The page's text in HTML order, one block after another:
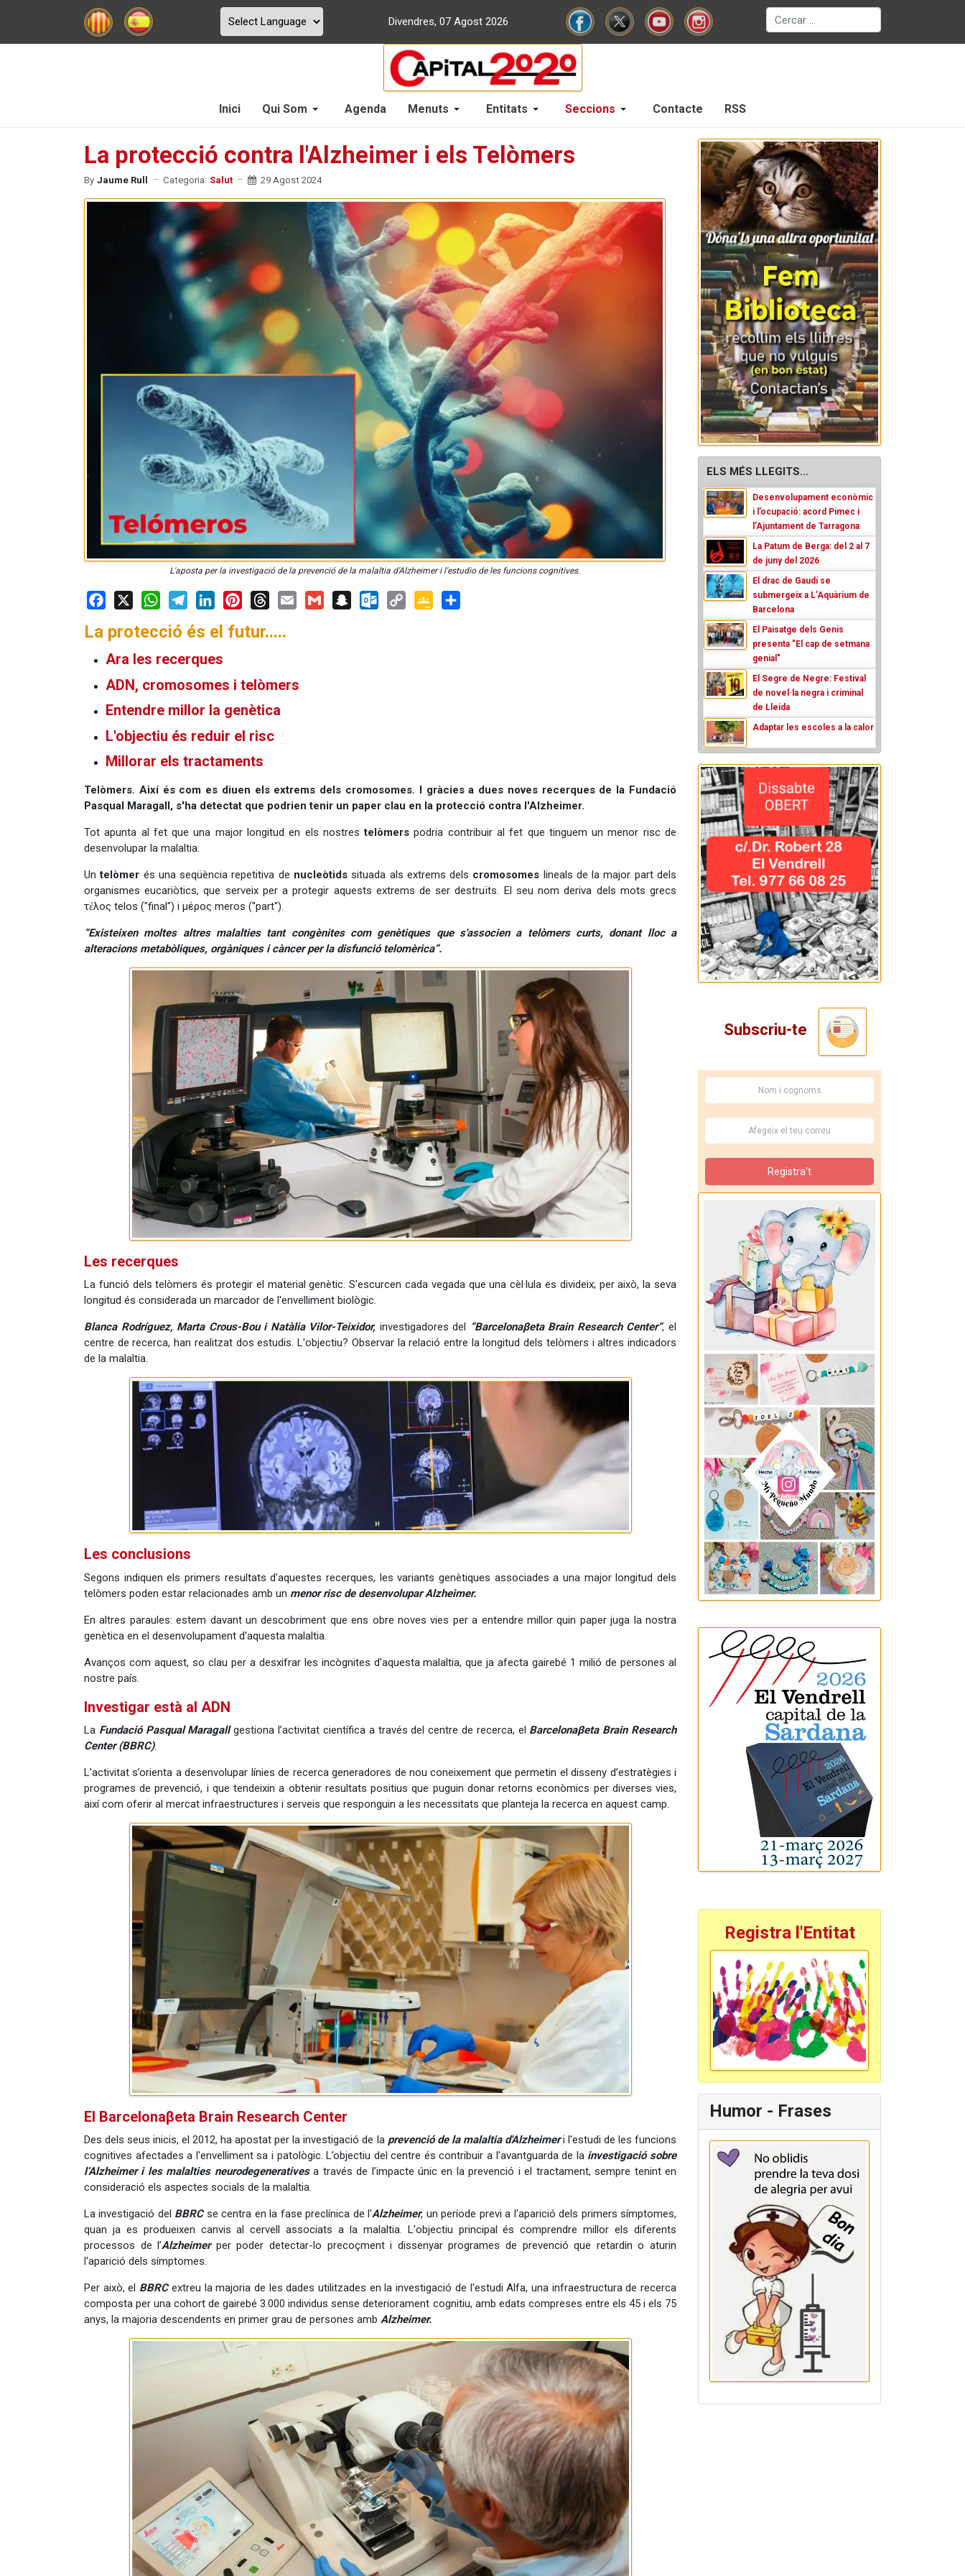
Divendres, 07 Agost 2026
Cerca
Inici Qui Som Agenda Menuts Entitats Seccions Contacte RSS
La protecció contra l'Alzheimer i els Telòmers
By Jaume Rull Categoria: Salut 29 Agost 2024
L'aposta per la investigació de la prevenció de la malaltia d'Alzheimer i l'estudio de les funcions cognitives.
La protecció és el futur.....
Ara les recerques
ADN, cromosomes i telòmers
Entendre millor la genètica
L'objectiu és reduir el risc
Millorar els tractaments
Telòmers. Així és com es diuen els extrems dels cromosomes. I gràcies a dues noves recerques de la Fundació
Pasqual Maragall, s'ha detectat que podrien tenir un paper clau en la protecció contra l'Alzheimer.
Tot apunta al fet que una major longitud en els nostrestelòmers podria contribuir al fet que tinguem un menor risc de
desenvolupar la malaltia.
Untelòmer és una seqüència repetitiva de nucleòtidssituada als extrems dels cromosomes lineals de la major part dels
organismes eucariòtics, que serveix per a protegir aquests extrems de ser destruïts. El seu nom deriva dels mots grecs
τἐλος telos ("final") i μέρος meros ("part").
“Existeixen moltes altres malalties tant congènites com genètiques que s'associen a telòmers curts, donant lloc a
alteracions metabòliques, orgàniques i càncer per la disfunció telomèrica”.
Les recerques
La funció dels telòmers és protegir el material genètic. S'escurcen cada vegada que una cèl·lula es divideix; per això, la seva
longitud és considerada un marcador de l'envelliment biològic.
Blanca Rodríguez, Marta Crous-Bou i Natàlia Vilor-Teixidor, investigadores del “Barcelonaβeta Brain Research Center”, el
centre de recerca, han realitzat dos estudis. L'objectiu? Observar la relació entre la longitud dels telòmers i altres indicadors
de la malaltia.
Les conclusions
Segons indiquen els primers resultats d'aquestes recerques, les variants genètiques associades a una major longitud dels
telòmers poden estar relacionades amb un menor risc de desenvolupar Alzheimer.
En altres paraules: estem davant un descobriment que ens obre noves vies per a entendre millor quin paper juga la nostra
genètica en el desenvolupament d'aquesta malaltia.
Avanços com aquest, so clau per a desxifrar les incògnites d'aquesta malaltia, que ja afecta gairebé 1 milió de persones al
nostre país.
Investigar està al ADN
La Fundació Pasqual Maragallgestiona l’activitat científica a través del centre de recerca, el Barcelonaβeta Brain Research
Center (BBRC).
L’activitat s’orienta a desenvolupar línies de recerca generadores de nou coneixement que permetin el disseny d’estratègies i
programes de prevenció, i que tendeixin a obtenir resultats positius que puguin donar retorns econòmics per diverses vies,
així com oferir al mercat infraestructures i serveis que responguin a les necessitats que planteja la recerca en aquest camp.
El Barcelonaβeta Brain Research Center
Des dels seus inicis, el 2012, ha apostat per la investigació de la prevenció de la malaltia d'Alzheimeri l'estudi de les funcions
cognitives afectades a l'envelliment sa i patològic. L’objectiu del centre és contribuir a l’avantguarda de la investigació sobre
l’Alzheimer i les malalties neurodegenerativesa través de l’impacte únic en la prevenció i el tractament, sempre tenint en
consideració els aspectes socials de la malaltia.
La investigació del BBRCse centra en la fase preclínica de l'Alzheimer, un període previ a l'aparició dels primers símptomes,
quan ja es produeixen canvis al cervell associats a la malaltia. L'objectiu principal és comprendre millor els diferents
processos de l’Alzheimerper poder detectar-lo precoçment i dissenyar programes de prevenció que retardin o aturin
l'aparició dels símptomes.
Per això, el BBRCextreu la majoria de les dades utilitzades en la investigació de l'estudi Alfa, una infraestructura de recerca
composta per una cohort de gairebé 3.000 individus sense deteriorament cognitiu, amb edats compreses entre els 45 i els 75
anys, la majoria descendents en primer grau de persones amb Alzheimer.
ELS MÉS LLEGITS...
Desenvolupament econòmic
i l’ocupació: acord Pimec i
l’Ajuntament de Tarragona
La Patum de Berga: del 2 al 7
de juny del 2026
El drac de Gaudí se
submergeix a L’Aquàrium de
Barcelona
El Paisatge dels Genis
presenta "El cap de setmana
genial"
El Segre de Negre: Festival
de novel·la negra i criminal
de Lleida
Adaptar les escoles a la calor
Subscriu-te
Registra't
Registra l'Entitat
Humor - Frases